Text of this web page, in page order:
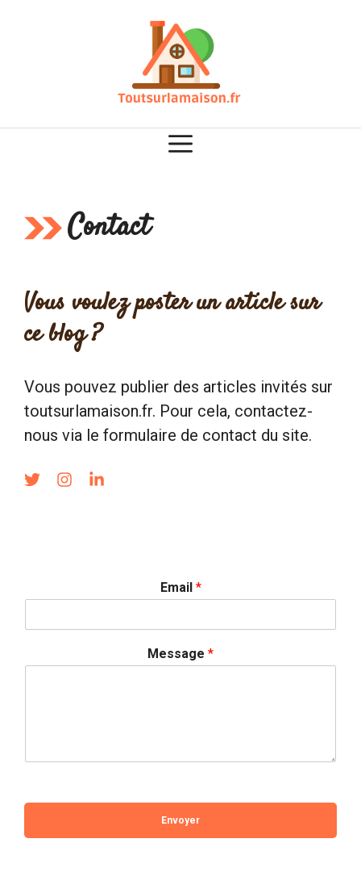
Contact
Vous voulez poster un article sur
ce blog ?
Vous pouvez publier des articles invités sur
toutsurlamaison.fr. Pour cela, contactez-
nous via le formulaire de contact du site.
Email *
Message *
Envoyer